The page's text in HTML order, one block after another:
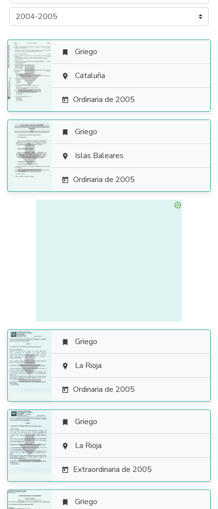

 Griego
 Cataluña
 Ordinaria de 2005

 Griego
 Islas Baleares
 Ordinaria de 2005

 Griego
 La Rioja
 Ordinaria de 2005

 Griego
 La Rioja
 Extraordinaria de 2005
 Griego